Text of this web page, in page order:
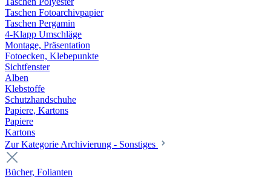
Taschen Fotoarchivpapier
Taschen Pergamin
4-Klapp Umschläge
Montage, Präsentation
Fotoecken, Klebepunkte
Sichtfenster
Alben
Klebstoffe
Schutzhandschuhe
Papiere, Kartons
Papiere
Kartons
Zur Kategorie Archivierung - Sonstiges
Bücher, Folianten